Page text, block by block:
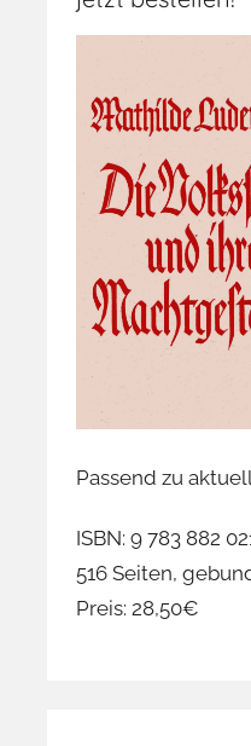
Passend zu
ISBN: 9 783 882
516 Seiten,
Preis: 28,50€